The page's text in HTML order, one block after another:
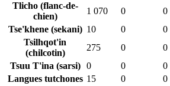
Tlicho (flanc-de-
chien)
1 070 0 0
Tse'khene (sekani) 10 0 0
Tsilhqot'in
(chilcotin)
275 0 0
Tsuu T'ina (sarsi) 0 0 0
Langues tutchones 15 0 0